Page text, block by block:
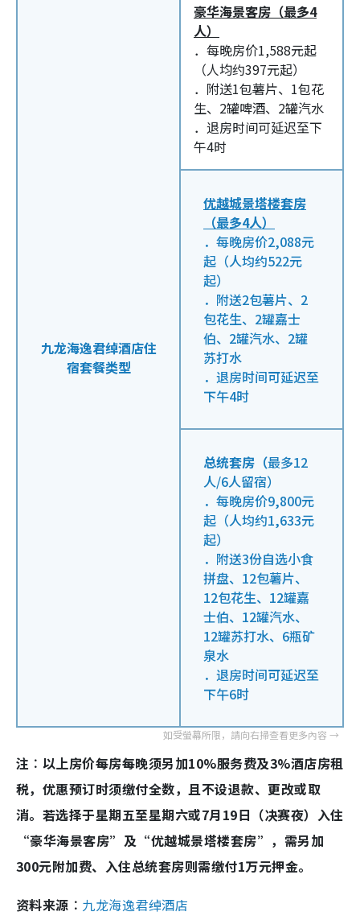
九龙海逸君绰酒店住
宿套餐类型
豪华海景客房（最多4
人）
．每晚房价1,588元起
（人均约397元起）
．附送1包薯片、1包花
生、2罐啤酒、2罐汽水
．退房时间可延迟至下
午4时
优越城景塔楼套房
（最多4人）
．每晚房价2,088元
起（人均约522元
起）
．附送2包薯片、2
包花生、2罐嘉士
伯、2罐汽水、2罐
苏打水
．退房时间可延迟至
下午4时
总统套房（最多12
人/6人留宿）
．每晚房价9,800元
起（人均约1,633元
起）
．附送3份自选小食
拼盘、12包薯片、
12包花生、12罐嘉
士伯、12罐汽水、
12罐苏打水、6瓶矿
泉水
．退房时间可延迟至
下午6时
注︰以上房价每房每晚须另加10%服务费及3%酒店房租
税，优惠预订时须缴付全数，且不设退款、更改或取
消。若选择于星期五至星期六或7月19日（决赛夜）入住
“豪华海景客房”及“优越城景塔楼套房”，需另加
300元附加费、入住总统套房则需缴付1万元押金。
资料来源︰ 九龙海逸君绰酒店